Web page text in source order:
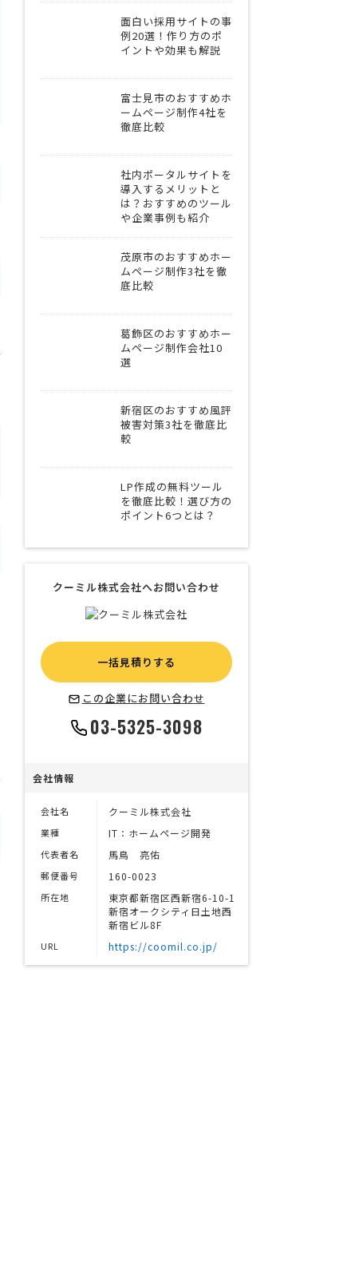
面白い採用サイトの事
例20選！作り方のポ
イントや効果も解説
富士見市のおすすめホ
ームページ制作4社を
徹底比較
社内ポータルサイトを
導入するメリットと
は？おすすめのツール
や企業事例も紹介
茂原市のおすすめホー
ムページ制作3社を徹
底比較
葛飾区のおすすめホー
ムページ制作会社10
選
新宿区のおすすめ風評
被害対策3社を徹底比
較
LP作成の無料ツール
を徹底比較！選び方の
ポイント6つとは？
クーミル株式会社へお問い合わせ
一括見積りする
この企業にお問い合わせ
03-5325-3098
会社情報
会社名 クーミル株式会社
業種 IT：ホームページ開発
代表者名 馬鳥 亮佑
郵便番号 160-0023
所在地
東京都新宿区西新宿6-10-1
新宿オークシティ日土地西
新宿ビル8F
URL https://coomil.co.jp/